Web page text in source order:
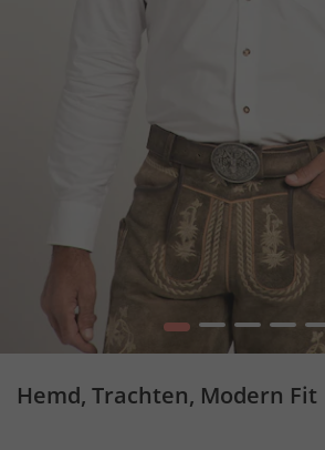
1 2 3 4 5
Hemd, Trachten, Modern Fit